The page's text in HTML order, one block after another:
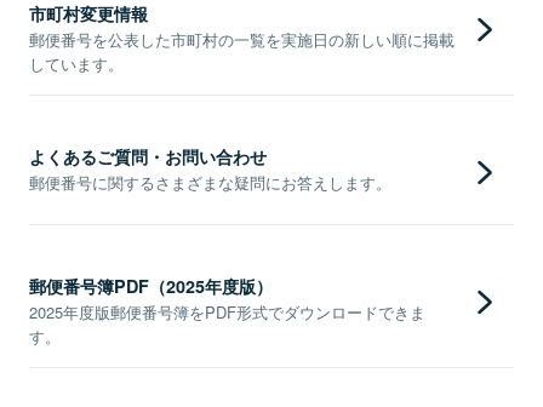
市町村変更情報
郵便番号を公表した市町村の一覧を実施日の新しい順に掲載
しています。
よくあるご質問・お問い合わせ
郵便番号に関するさまざまな疑問にお答えします。
郵便番号簿PDF（2025年度版）
2025年度版郵便番号簿をPDF形式でダウンロードできま
す。